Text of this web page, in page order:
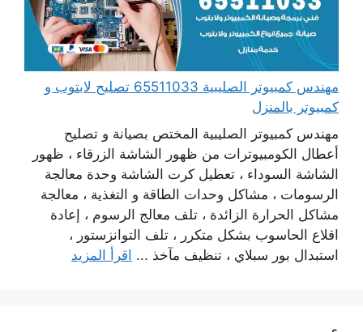
مهندس كمبيوتر الصليبية 65511033 تصليح لابتوب و
كمبيوتر بالمنزل
مهندس كمبيوتر الصليبية المختص بصيانة و تصليح
أعطال الكومبيوترات من ظهور الشاشة الزرقاء ، ظهور
الشاشة السوداء ، تعطيل كرت الشاشة وحدة معالجة
الرسومات ، مشاكل وحدات الطاقة و التغذية ، معالجة
مشاكل الحرارة الزائدة ، تلف معالج الرسوم ، إعادة
اقلاع الحاسوب بشكل متكرر ، تلف التوانزستور ،
استبدال بور سبلاي ، تنظيف مآخذ ... اقرأ المزيد